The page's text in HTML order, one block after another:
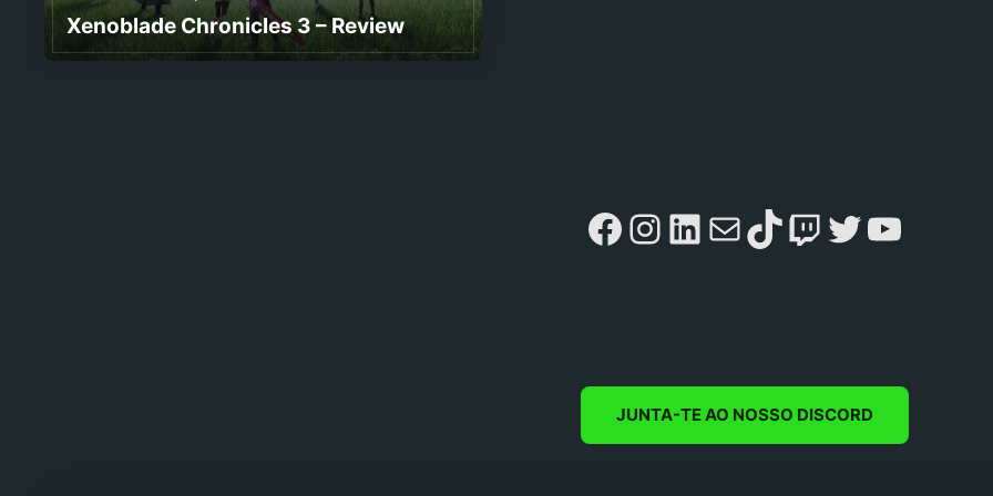
Xenoblade Chronicles 3 – Review
Facebook
Instagram
LinkedIn
MailTikTok
Twitch
Twitter
JUNTA-TE AO NOSSO DISCORD